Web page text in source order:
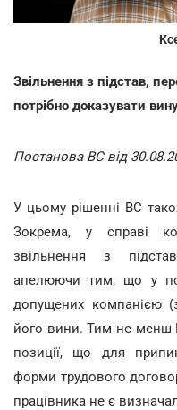
Звільнення з підстав,
потрібно доказувати
Постанова ВС від
У цьому рішенні ВС
Зокрема, у справі
звільнення з
апелюючи тим, що у
допущених компанією
його вини. Тим не менш
позиції, що для
форми трудового
працівника не є